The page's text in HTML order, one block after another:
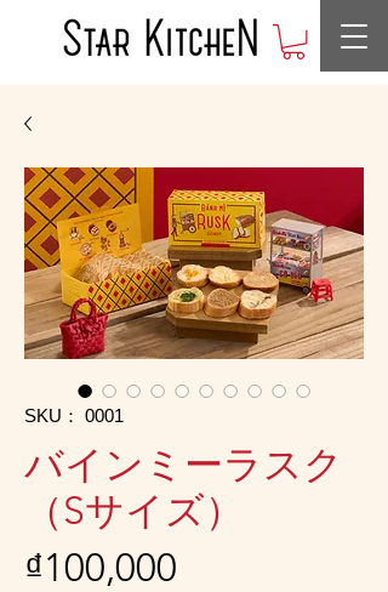
SKU： 0001
バインミーラスク
（Sサイズ）
₫100,000